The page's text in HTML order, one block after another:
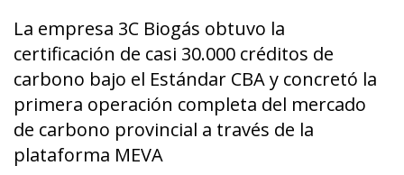
La empresa 3C Biogás obtuvo la
certificación de casi 30.000 créditos de
carbono bajo el Estándar CBA y concretó la
primera operación completa del mercado
de carbono provincial a través de la
plataforma MEVA